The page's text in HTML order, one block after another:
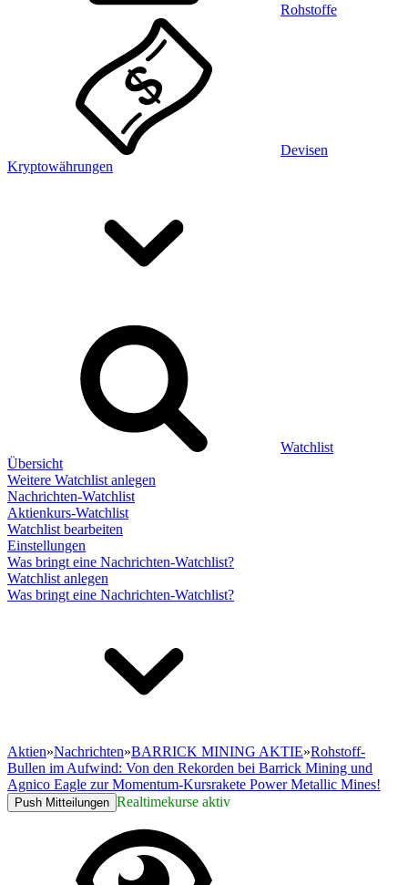
Rohstoffe
Devisen
Kryptowährungen
Watchlist
Übersicht
Weitere Watchlist anlegen
Nachrichten-Watchlist
Aktienkurs-Watchlist
Watchlist bearbeiten
Einstellungen
Was bringt eine Nachrichten-Watchlist?
Watchlist anlegen
Was bringt eine Nachrichten-Watchlist?
Aktien»Nachrichten»BARRICK MINING AKTIE»Rohstoff-
Bullen im Aufwind: Von den Rekorden bei Barrick Mining und
Agnico Eagle zur Momentum-Kursrakete Power Metallic Mines!
Push Mitteilungen Realtimekurse aktiv